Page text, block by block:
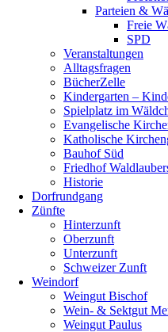
Parteien &
Freie
SPD
Veranstaltungen
Alltagsfragen
BücherZelle
Kindergarten –
Spielplatz im
Evangelische
Katholische
Bauhof Süd
Friedhof
Historie
Dorfrundgang
Zünfte
Hinterzunft
Oberzunft
Unterzunft
Schweizer Zunft
Weindorf
Weingut Bischof
Wein- & Sektgut
Weingut Paulus